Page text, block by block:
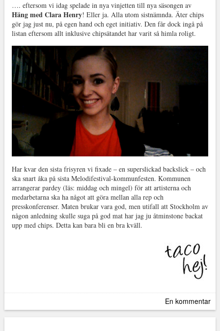
…. eftersom vi idag spelade in nya vinjetten till nya säsongen av
Häng med Clara Henry! Eller ja. Alla utom sistnämnda. Äter chips
gör jag just nu, på egen hand och eget initiativ. Den får dock ingå på
listan eftersom allt inklusive chipsätandet har varit så himla roligt.
Har kvar den sista frisyren vi fixade – en superslickad backslick – och
ska snart åka på sista Melodifestival-kommunfesten. Kommunen
arrangerar pardey (läs: middag och mingel) för att artisterna och
medarbetarna ska ha något att göra mellan alla rep och
presskonferenser. Maten brukar vara god, men utifall att Stockholm av
någon anledning skulle suga på god mat har jag ju åtminstone backat
upp med chips. Detta kan bara bli en bra kväll.
En kommentar